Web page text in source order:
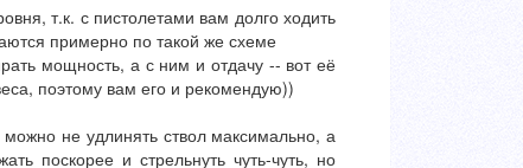
т.к. с пистолетами вам долго ходить
примерно по такой же схеме
мощность, а с ним и отдачу -- вот её
поэтому вам его и рекомендую))
не удлинять ствол максимально, а
поскорее и стрельнуть чуть-чуть, но